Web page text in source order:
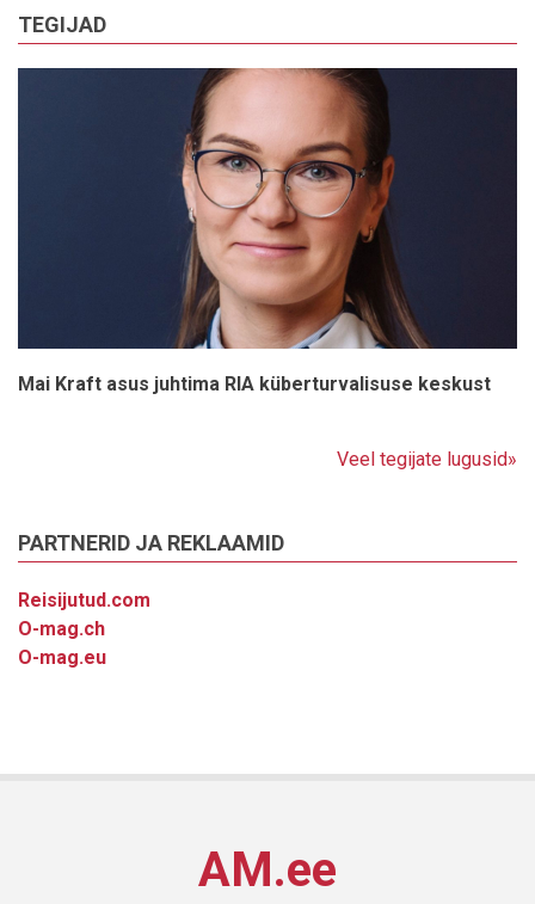
TEGIJAD
Mai Kraft asus juhtima RIA küberturvalisuse keskust
Veel tegijate lugusid»
PARTNERID JA REKLAAMID
Reisijutud.com
O-mag.ch
O-mag.eu
AM.ee